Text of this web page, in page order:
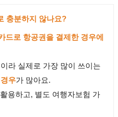
충분하지 않나요?
드로 항공권을 결제한 경우에
라 실제로 가장 많이 쓰이는
우가 많아요.
용하고, 별도 여행자보험 가